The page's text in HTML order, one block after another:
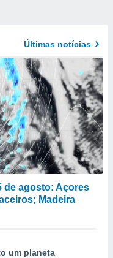
Últimas notícias
de agosto: Açores
Madeira
um planeta